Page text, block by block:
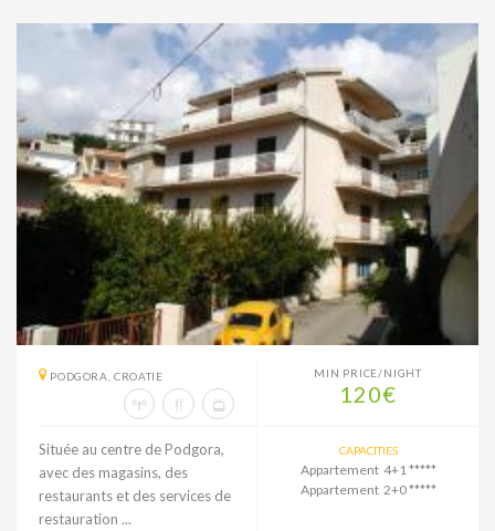
PODGORA, CROATIE MIN PRICE/NIGHT
120€
Située au centre de Podgora,
avec des magasins, des
restaurants et des services de
restauration ...
CAPACITIES
Appartement 4+1 *****
Appartement 2+0 *****